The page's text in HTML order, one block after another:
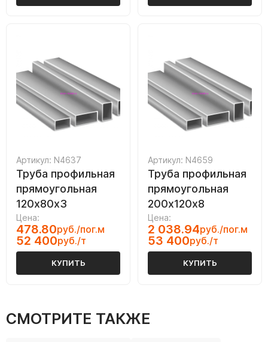
Артикул: N4637
Труба профильная
прямоугольная
120х80х3
Цена:
478.80руб./пог.м
52 400руб./т
КУПИТЬ
Артикул: N4659
Труба профильная
прямоугольная
200х120х8
Цена:
2 038.94руб./пог.м
53 400руб./т
КУПИТЬ
СМОТРИТЕ ТАКЖЕ